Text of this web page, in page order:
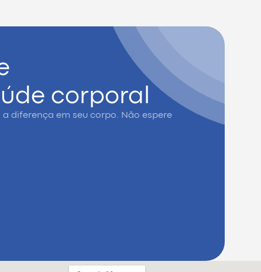
corporal
diferença em seu corpo. Não espere